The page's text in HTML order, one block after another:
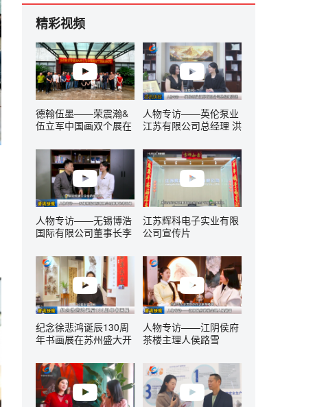
精彩视频
德翰伍墨——荣震瀚&
伍立军中国画双个展在
人物专访——英伦泵业
江苏有限公司总经理 洪
人物专访——无锡博浩
国际有限公司董事长李
江苏辉科电子实业有限
公司宣传片
纪念徐悲鸿诞辰130周
年书画展在苏州盛大开
人物专访——江阴侯府
茶楼主理人侯路雪